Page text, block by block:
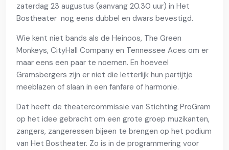
zaterdag 23 augustus (aanvang 20.30 uur) in Het
Bostheater nog eens dubbel en dwars bevestigd.
Wie kent niet bands als de Heinoos, The Green
Monkeys, CityHall Company en Tennessee Aces om er
maar eens een paar te noemen. En hoeveel
Gramsbergers zijn er niet die letterlijk hun partijtje
meeblazen of slaan in een fanfare of harmonie.
Dat heeft de theatercommissie van Stichting ProGram
op het idee gebracht om een grote groep muzikanten,
zangers, zangeressen bijeen te brengen op het podium
van Het Bostheater. Zo is in de programmering voor